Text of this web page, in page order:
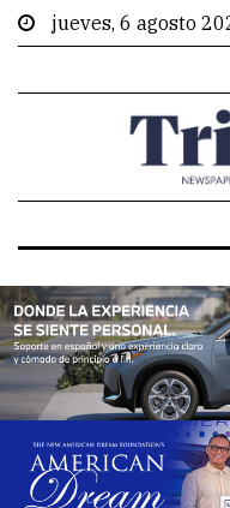
jueves, 6 agosto